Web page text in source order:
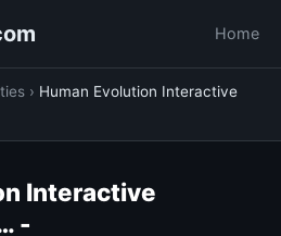
Home
› Human Evolution Interactive
Interactive
-